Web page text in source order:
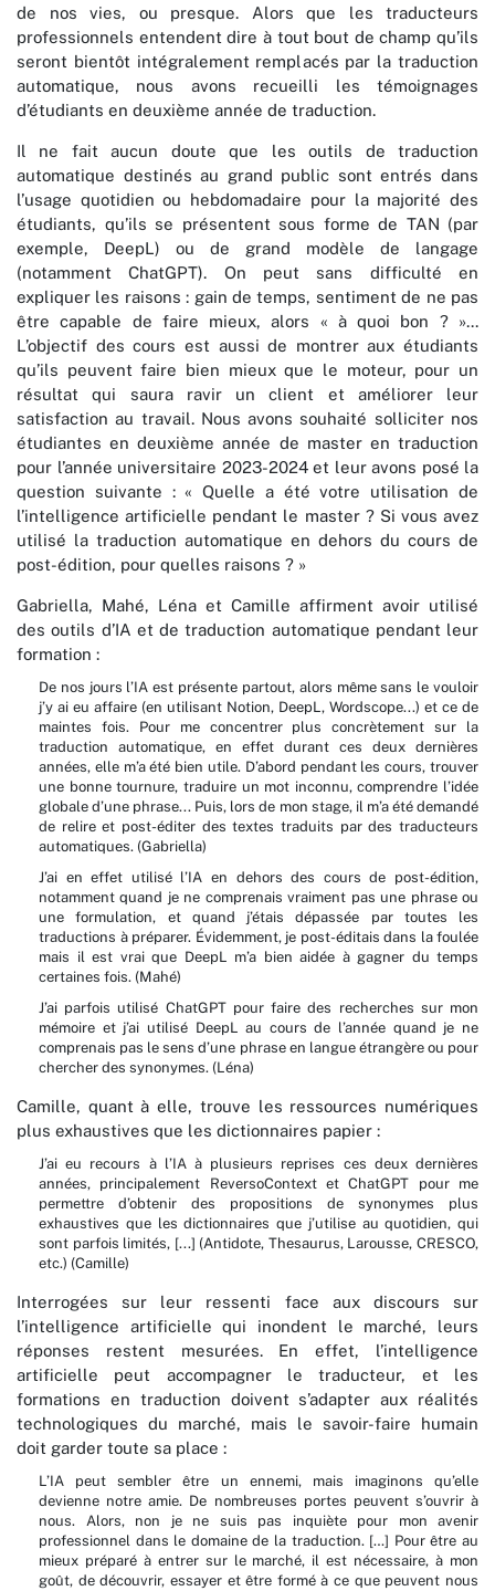
de nos vies, ou presque. Alors que les traducteurs
professionnels entendent dire à tout bout de champ qu’ils
seront bientôt intégralement remplacés par la traduction
automatique, nous avons recueilli les témoignages
d’étudiants en deuxième année de traduction.
Il ne fait aucun doute que les outils de traduction
automatique destinés au grand public sont entrés dans
l’usage quotidien ou hebdomadaire pour la majorité des
étudiants, qu’ils se présentent sous forme de TAN (par
exemple, DeepL) ou de grand modèle de langage
(notamment ChatGPT). On peut sans difficulté en
expliquer les raisons : gain de temps, sentiment de ne pas
être capable de faire mieux, alors « à quoi bon ? »...
L’objectif des cours est aussi de montrer aux étudiants
qu’ils peuvent faire bien mieux que le moteur, pour un
résultat qui saura ravir un client et améliorer leur
satisfaction au travail. Nous avons souhaité solliciter nos
étudiantes en deuxième année de master en traduction
pour l’année universitaire 2023-2024 et leur avons posé la
question suivante : « Quelle a été votre utilisation de
l’intelligence artificielle pendant le master ? Si vous avez
utilisé la traduction automatique en dehors du cours de
post-édition, pour quelles raisons ? »
Gabriella, Mahé, Léna et Camille affirment avoir utilisé
des outils d’IA et de traduction automatique pendant leur
formation :
De nos jours l’IA est présente partout, alors même sans le vouloir
j’y ai eu affaire (en utilisant Notion, DeepL, Wordscope...) et ce de
maintes fois. Pour me concentrer plus concrètement sur la
traduction automatique, en effet durant ces deux dernières
années, elle m’a été bien utile. D’abord pendant les cours, trouver
une bonne tournure, traduire un mot inconnu, comprendre l’idée
globale d’une phrase... Puis, lors de mon stage, il m’a été demandé
de relire et post-éditer des textes traduits par des traducteurs
automatiques. (Gabriella)
J’ai en effet utilisé l’IA en dehors des cours de post-édition,
notamment quand je ne comprenais vraiment pas une phrase ou
une formulation, et quand j’étais dépassée par toutes les
traductions à préparer. Évidemment, je post-éditais dans la foulée
mais il est vrai que DeepL m’a bien aidée à gagner du temps
certaines fois. (Mahé)
J’ai parfois utilisé ChatGPT pour faire des recherches sur mon
mémoire et j’ai utilisé DeepL au cours de l’année quand je ne
comprenais pas le sens d’une phrase en langue étrangère ou pour
chercher des synonymes. (Léna)
Camille, quant à elle, trouve les ressources numériques
plus exhaustives que les dictionnaires papier :
J’ai eu recours à l’IA à plusieurs reprises ces deux dernières
années, principalement ReversoContext et ChatGPT pour me
permettre d’obtenir des propositions de synonymes plus
exhaustives que les dictionnaires que j’utilise au quotidien, qui
sont parfois limités, [...] (Antidote, Thesaurus, Larousse, CRESCO,
etc.) (Camille)
Interrogées sur leur ressenti face aux discours sur
l’intelligence artificielle qui inondent le marché, leurs
réponses restent mesurées. En effet, l’intelligence
artificielle peut accompagner le traducteur, et les
formations en traduction doivent s’adapter aux réalités
technologiques du marché, mais le savoir-faire humain
doit garder toute sa place :
L’IA peut sembler être un ennemi, mais imaginons qu’elle
devienne notre amie. De nombreuses portes peuvent s’ouvrir à
nous. Alors, non je ne suis pas inquiète pour mon avenir
professionnel dans le domaine de la traduction. […] Pour être au
mieux préparé à entrer sur le marché, il est nécessaire, à mon
goût, de découvrir, essayer et être formé à ce que peuvent nous